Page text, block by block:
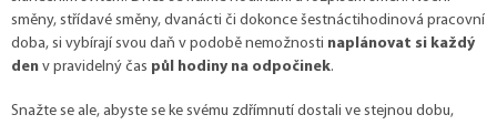
směny, střídavé směny, dvanácti či dokonce šestnáctihodinová pracovní
doba, si vybírají svou daň v podobě nemožnosti naplánovat si každý
den v pravidelný čas půl hodiny na odpočinek.
Snažte se ale, abyste se ke svému zdřímnutí dostali ve stejnou dobu,